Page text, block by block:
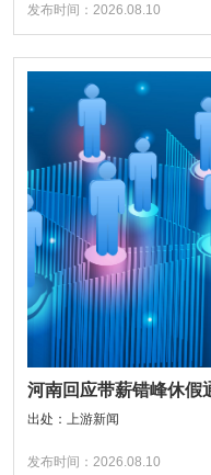
发布时间：2026.08.10
出处：上游新闻
发布时间：2026.08.10